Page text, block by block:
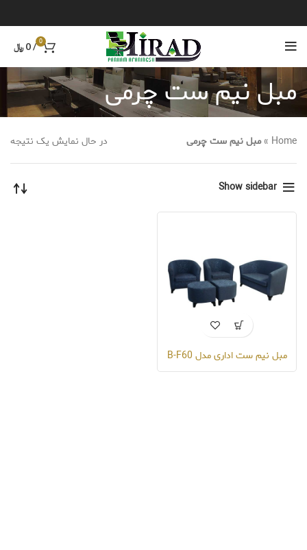
0
/
0 ﷼
مبل نیم ست چرمی
Home
»مبل نیم ست چرمی در حال نمایش یک نتیجه
Show sidebar
مبل نیم ست اداری مدل B-F60